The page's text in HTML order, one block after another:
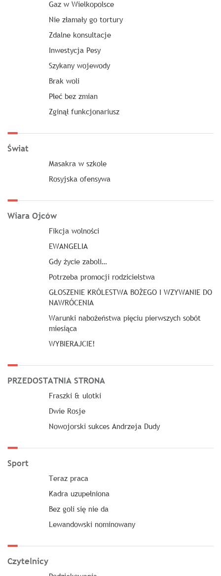
Gaz w Wielkopolsce
Nie złamały go tortury
Zdalne konsultacje
Inwestycja Pesy
Szykany wojewody
Brak woli
Płeć bez zmian
Zginął funkcjonariusz
Świat
Masakra w szkole
Rosyjska ofensywa
Wiara Ojców
Fikcja wolności
EWANGELIA
Gdy życie zaboli…
Potrzeba promocji rodzicielstwa
GŁOSZENIE KRÓLESTWA BOŻEGO I WZYWANIE DO
NAWRÓCENIA
Warunki nabożeństwa pięciu pierwszych sobót
miesiąca
WYBIERAJCIE!
PRZEDOSTATNIA STRONA
Fraszki & ulotki
Dwie Rosje
Nowojorski sukces Andrzeja Dudy
Sport
Teraz praca
Kadra uzupełniona
Bez goli się nie da
Lewandowski nominowany
Czytelnicy